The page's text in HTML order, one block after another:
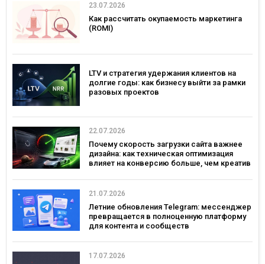
23.07.2026
Как рассчитать окупаемость маркетинга
(ROMI)
LTV и стратегия удержания клиентов на
долгие годы: как бизнесу выйти за рамки
разовых проектов
22.07.2026
Почему скорость загрузки сайта важнее
дизайна: как техническая оптимизация
влияет на конверсию больше, чем креатив
21.07.2026
Летние обновления Telegram: мессенджер
превращается в полноценную платформу
для контента и сообществ
17.07.2026